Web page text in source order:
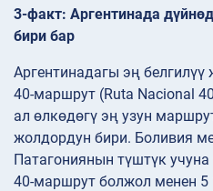
3-факт: Аргентинада
бири бар
Аргентинадагы эң
40-маршрут (Ruta Nacional
ал өлкөдөгү эң узун
жолдордун бири. Боливия
Патагониянын түштүк учуна
40-маршрут болжол менен 5